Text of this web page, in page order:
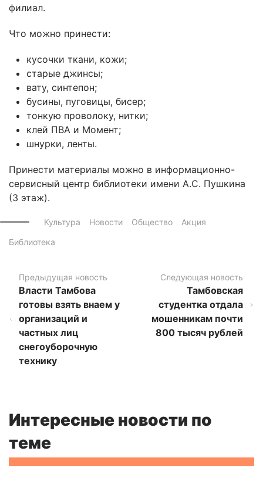
филиал.
Что можно принести:
кусочки ткани, кожи;
старые джинсы;
вату, синтепон;
бусины, пуговицы, бисер;
тонкую проволоку, нитки;
клей ПВА и Момент;
шнурки, ленты.
Принести материалы можно в информационно-
сервисный центр библиотеки имени А.С. Пушкина
(3 этаж).
Культура Новости Общество
Акция
Библиотека
Предыдущая новость
Власти Тамбова
готовы взять внаем у
организаций и
частных лиц
снегоуборочную
технику
Следующая новость
Тамбовская
студентка отдала
мошенникам почти
800 тысяч рублей
Интересные новости по
теме